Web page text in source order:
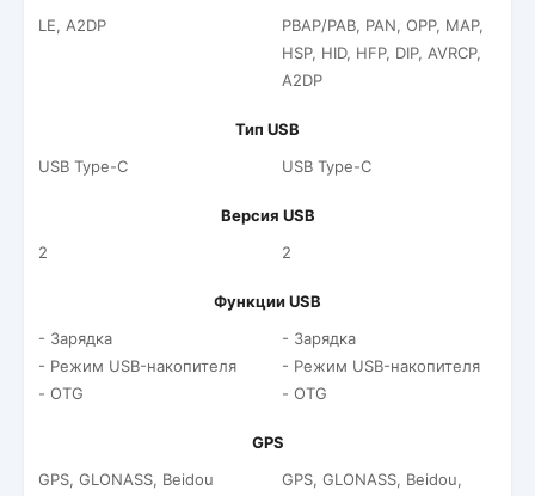
LE, A2DP
PBAP/PAB, PAN, OPP, MAP,
HSP, HID, HFP, DIP, AVRCP,
A2DP
Тип USB
USB Type-C
USB Type-C
Версия USB
2
2
Функции USB
- Зарядка
- Режим USB-накопителя
- OTG
- Зарядка
- Режим USB-накопителя
- OTG
GPS
GPS, GLONASS, Beidou
GPS, GLONASS, Beidou,